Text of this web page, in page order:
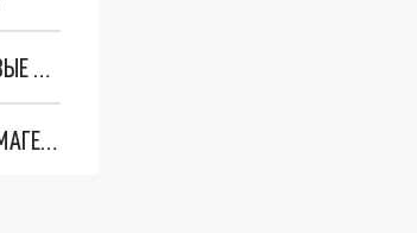
"ОЧЕНЬ ПЛОХИЕ НОВОСТИ": БОЛЬШАЯ ОШИБКА PALANTIR В РОССИИ. СТРАНЫ НАТО ВПЕРВЫЕ ЗА СВО ОСТАНОВИЛИ ПОСТАВКИ ОРУЖИЯ. ВСУ ТЕРЯЮТ ПРИГРАНИЧЬЕ?
ТРИ ГЛАВНЫХ ИНСАЙДА ОБ СВО. ОТМЕНА МОБИЛИЗАЦИИ И ВОЗВРАЩЕНИЕ "ГЕНЕРАЛА АРМАГЕДДОНА"? ОТЛИЧНЫЕ НОВОСТИ, КОТОРЫЕ ЖДАЛИ ВСЕ